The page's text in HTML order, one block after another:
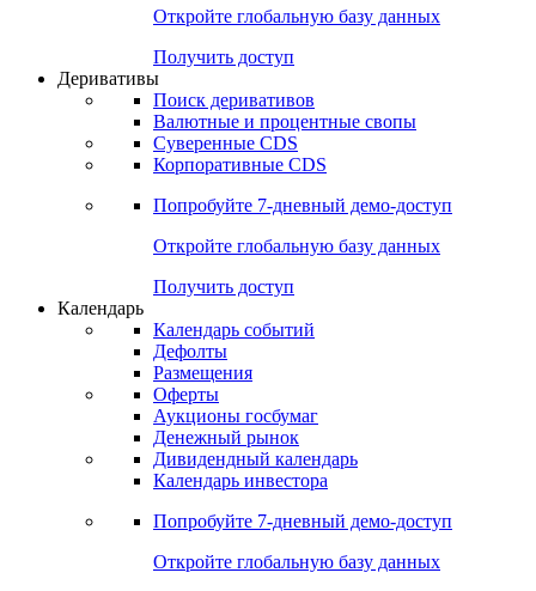
Откройте глобальную базу данных
Получить доступ
Деривативы
Поиск деривативов
Валютные и процентные свопы
Суверенные CDS
Корпоративные CDS
Попробуйте 7-дневный демо-доступ
Откройте глобальную базу данных
Получить доступ
Календарь
Календарь событий
Дефолты
Размещения
Оферты
Аукционы госбумаг
Денежный рынок
Дивидендный календарь
Календарь инвестора
Попробуйте 7-дневный демо-доступ
Откройте глобальную базу данных